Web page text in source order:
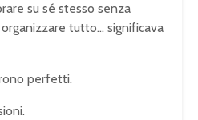
su sé stesso senza
tutto… significava
perfetti.